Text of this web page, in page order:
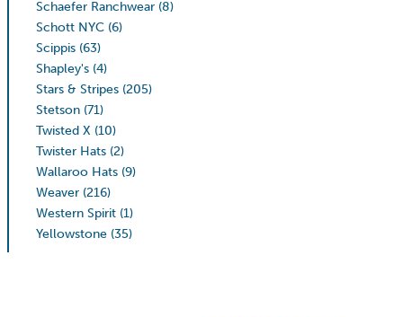
Schaefer Ranchwear (8)
Schott NYC (6)
Scippis (63)
Shapley's (4)
Stars & Stripes (205)
Stetson (71)
Twisted X (10)
Twister Hats (2)
Wallaroo Hats (9)
Weaver (216)
Western Spirit (1)
Yellowstone (35)